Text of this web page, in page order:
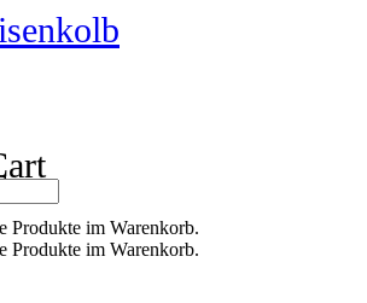
Produkte im Warenkorb.
Produkte im Warenkorb.